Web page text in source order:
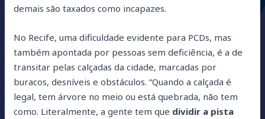
demais são taxados como incapazes.
No Recife, uma dificuldade evidente para PCDs, mas
também apontada por pessoas sem deficiência, é a de
transitar pelas calçadas da cidade, marcadas por
buracos, desníveis e obstáculos. “Quando a calçada é
legal, tem árvore no meio ou está quebrada, não tem
como. Literalmente, a gente tem que dividir a pista